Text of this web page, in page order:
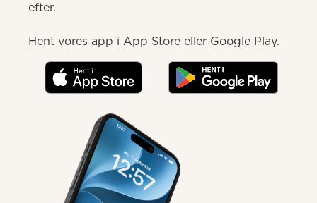
efter.
Hent vores app i App Store eller Google Play.